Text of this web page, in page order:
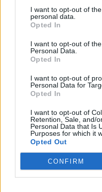
I want to opt-out of
personal data.
Opted In
I want to opt-out of
Personal Data.
Opted In
I want to opt-out of
Personal Data for
Opted In
I want to opt-out of
Retention, Sale, and/
Personal Data that Is
Purposes for which it
Opted Out
CONFIRM
Να
24-